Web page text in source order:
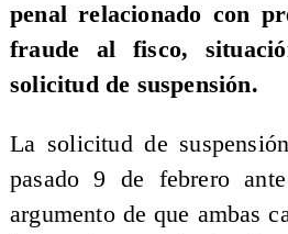
penal relacionado con
fraude al fisco,
solicitud de suspensión.
​La solicitud de
pasado 9 de febrero
argumento de que ambas